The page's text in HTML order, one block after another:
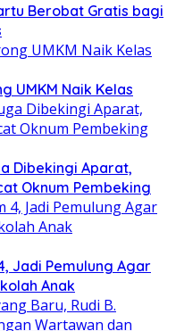
Berobat Gratis bagi
UMKM Naik Kelas
Dibekingi Aparat,
Oknum Pembeking
Jadi Pemulung Agar
Anak